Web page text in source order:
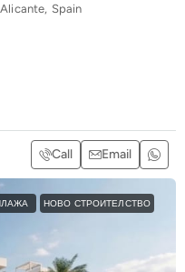
Spain
Call Email
НОВО СТРОИТЕЛСТВО